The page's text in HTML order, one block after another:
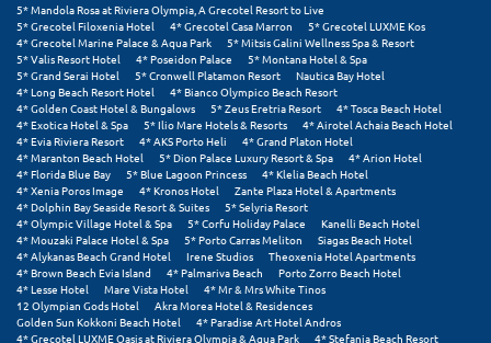
Π
Πάλαιρος
Παξοί
Παραλία Κατερίνης
Παραλία Λιτοχώρου
Παράλιο Άστρος
Πάργα
5* Mandola Rosa at Riviera Olympia, A Grecotel Resort to Live
5* Grecotel Filoxenia Hotel
4* Grecotel Casa Marron
5* Grecotel LUXME Kos
4* Grecotel Marine Palace & Aqua Park
5* Mitsis Galini Wellness Spa & Resort
5* Valis Resort Hotel
4* Poseidon Palace
5* Montana Hotel & Spa
5* Grand Serai Hotel
5* Cronwell Platamon Resort
Nautica Bay Hotel
4* Long Beach Resort Hotel
4* Bianco Olympico Beach Resort
4* Golden Coast Hotel & Bungalows
5* Zeus Eretria Resort
4* Tosca Beach Hotel
4* Exotica Hotel & Spa
5* Ilio Mare Hotels & Resorts
4* Airotel Achaia Beach Hotel
4* Evia Riviera Resort
4* AKS Porto Heli
4* Grand Platon Hotel
4* Maranton Beach Hotel
5* Dion Palace Luxury Resort & Spa
4* Arion Hotel
4* Florida Blue Bay
5* Blue Lagoon Princess
4* Klelia Beach Hotel
4* Xenia Poros Image
4* Kronos Hotel
Zante Plaza Hotel & Apartments
4* Dolphin Bay Seaside Resort & Suites
5* Selyria Resort
4* Olympic Village Hotel & Spa
5* Corfu Holiday Palace
Kanelli Beach Hotel
4* Mouzaki Palace Hotel & Spa
5* Porto Carras Meliton
Siagas Beach Hotel
4* Alykanas Beach Grand Hotel
Irene Studios
Theoxenia Hotel Apartments
4* Brown Beach Evia Island
4* Palmariva Beach
Porto Zorro Beach Hotel
4* Lesse Hotel
Mare Vista Hotel
4* Mr & Mrs White Tinos
12 Olympian Gods Hotel
Akra Morea Hotel & Residences
Golden Sun Kokkoni Beach Hotel
4* Paradise Art Hotel Andros
4* Grecotel LUXME Oasis at Riviera Olympia & Aqua Park
4* Stefania Beach Resort